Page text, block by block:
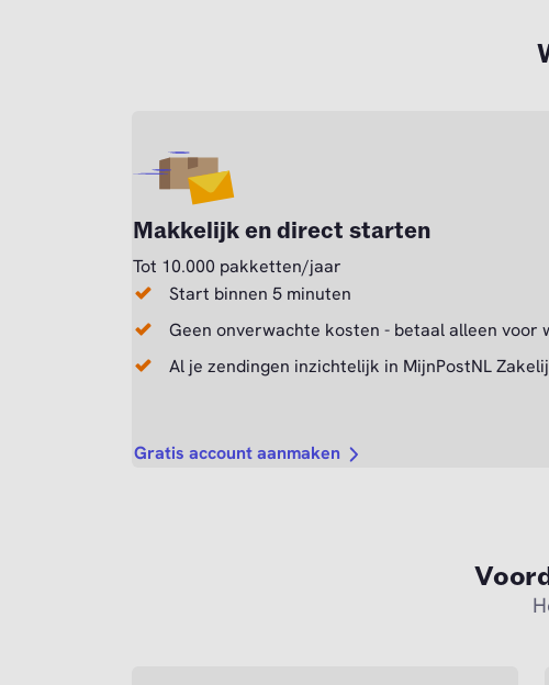
Makkelijk en direct starten
Tot 10.000 pakketten/jaar
Start binnen 5 minuten
Geen onverwachte kosten - betaal alleen voor
Al je zendingen inzichtelijk in MijnPostNL
Gratis account aanmaken